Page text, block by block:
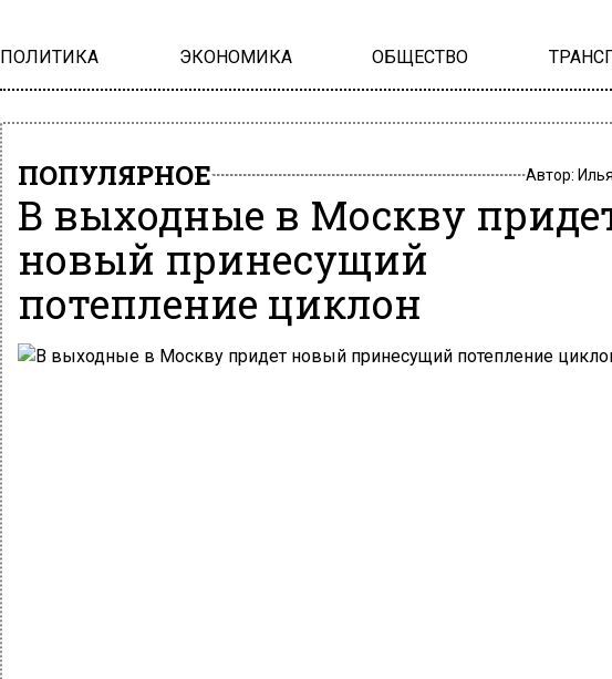
ПОЛИТИКА ЭКОНОМИКА ОБЩЕСТВО
ПОПУЛЯРНОЕ Автор:
В выходные в Москву
новый принесущий
потепление циклон